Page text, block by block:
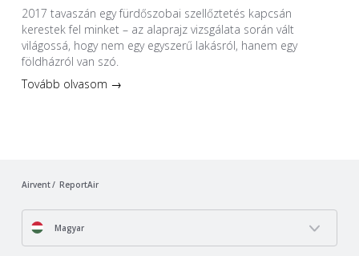
2017 tavaszán egy fürdőszobai szellőztetés kapcsán
kerestek fel minket – az alaprajz vizsgálata során vált
világossá, hogy nem egy egyszerű lakásról, hanem egy
földházról van szó.
Tovább olvasom →
Airvent ReportAir
Magyar